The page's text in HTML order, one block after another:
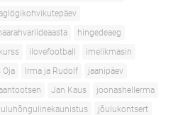
hingedeaeg
ilovefootball
imelikmasin
Oja Irma ja Rudolf
jaanipäev
Jan Kaus
joonashellerma
jõulukontsert